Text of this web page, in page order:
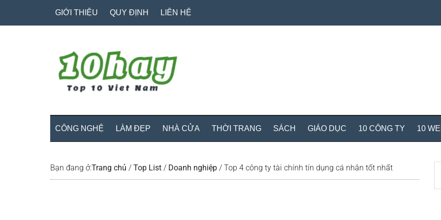
GIỚI THIỆU QUY ĐỊNH LIÊN HỆ
CÔNG NGHỆ LÀM ĐẸP NHÀ CỬA THỜI TRANG SÁCH GIÁO DỤC 10 CÔNG TY 10
Bạn đang ở:Trang chủ / Top List / Doanh nghiệp / Top 4 công ty tài chính tín dụng cá nhân tốt nhất